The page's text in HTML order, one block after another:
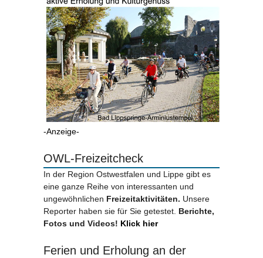
-Anzeige-
OWL-Freizeitcheck
In der Region Ostwestfalen und Lippe gibt es
eine ganze Reihe von interessanten und
ungewöhnlichen Freizeitaktivitäten. Unsere
Reporter haben sie für Sie getestet. Berichte,
Fotos und Videos! Klick hier
Ferien und Erholung an der